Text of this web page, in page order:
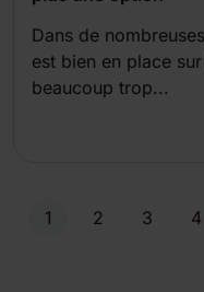
Dans de
est bien en place
beaucoup trop...
1 2 3 4